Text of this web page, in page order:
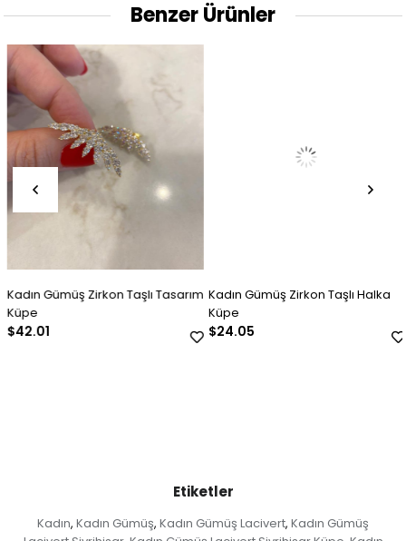
Benzer Ürünler
Kadın Gümüş Zirkon Taşlı Tasarım
Küpe
$42.01
Kadın Gümüş Zirkon Taşlı Halka
Küpe
$24.05
Etiketler
Kadın, Kadın Gümüş, Kadın Gümüş Lacivert, Kadın Gümüş